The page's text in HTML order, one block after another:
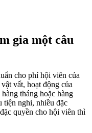
gia một câu
cho phí hội viên của
vất, hoạt động của
tháng hoặc hàng
tiện nghi, nhiều đặc
quyền cho hội viên thì